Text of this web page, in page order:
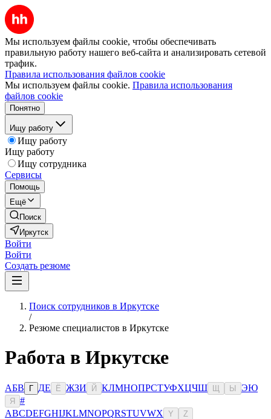
Мы используем файлы cookie, чтобы обеспечивать
правильную работу нашего веб-сайта и анализировать сетевой
трафик.
Правила использования файлов cookie
Мы используем файлы cookie. Правила использования
файлов cookie
Понятно
Ищу работу
Ищу работу
Ищу работу
Ищу сотрудника
Сервисы
Помощь
Ещё
Поиск
Иркутск
Войти
Войти
Создать резюме
Поиск сотрудников в Иркутске
/
Резюме специалистов в Иркутске
Работа в Иркутске
АБВ Г ДЕ Ё ЖЗИ Й КЛМНОПРСТУФХЦЧШ Ы ЭЮ
Я
#
ABCDEFGHIJKLMNOPQRSTUVWX Y Z